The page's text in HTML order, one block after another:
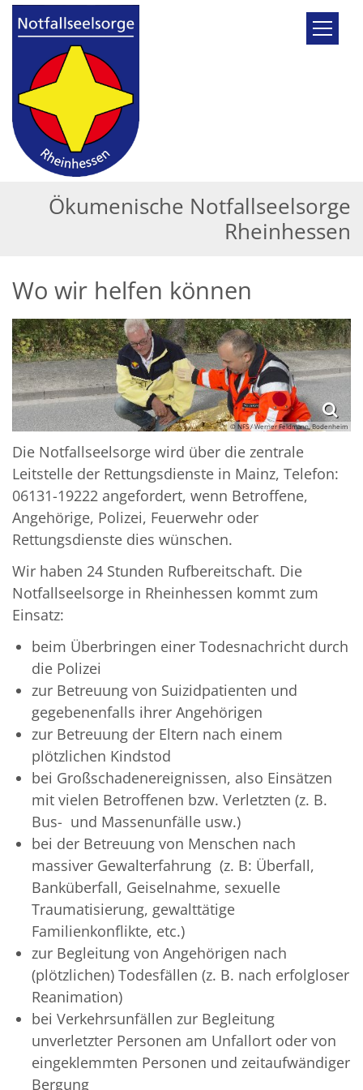
Zum Inhalt springen
Ökumenische Notfallseelsorge
Rheinhessen
Wo wir helfen können
© NFS / Werner Feldmann, Bodenheim
Die Notfallseelsorge wird über die zentrale
Leitstelle der Rettungsdienste in Mainz, Telefon:
06131-19222 angefordert, wenn Betroffene,
Angehörige, Polizei, Feuerwehr oder
Rettungsdienste dies wünschen.
Wir haben 24 Stunden Rufbereitschaft. Die
Notfallseelsorge in Rheinhessen kommt zum
Einsatz:
beim Überbringen einer Todesnachricht durch
die Polizei
zur Betreuung von Suizidpatienten und
gegebenenfalls ihrer Angehörigen
zur Betreuung der Eltern nach einem
plötzlichen Kindstod
bei Großschadenereignissen, also Einsätzen
mit vielen Betroffenen bzw. Verletzten (z. B.
Bus- und Massenunfälle usw.)
bei der Betreuung von Menschen nach
massiver Gewalterfahrung (z. B: Überfall,
Banküberfall, Geiselnahme, sexuelle
Traumatisierung, gewalttätige
Familienkonflikte, etc.)
zur Begleitung von Angehörigen nach
(plötzlichen) Todesfällen (z. B. nach erfolgloser
Reanimation)
bei Verkehrsunfällen zur Begleitung
unverletzter Personen am Unfallort oder von
eingeklemmten Personen und zeitaufwändiger
Bergung